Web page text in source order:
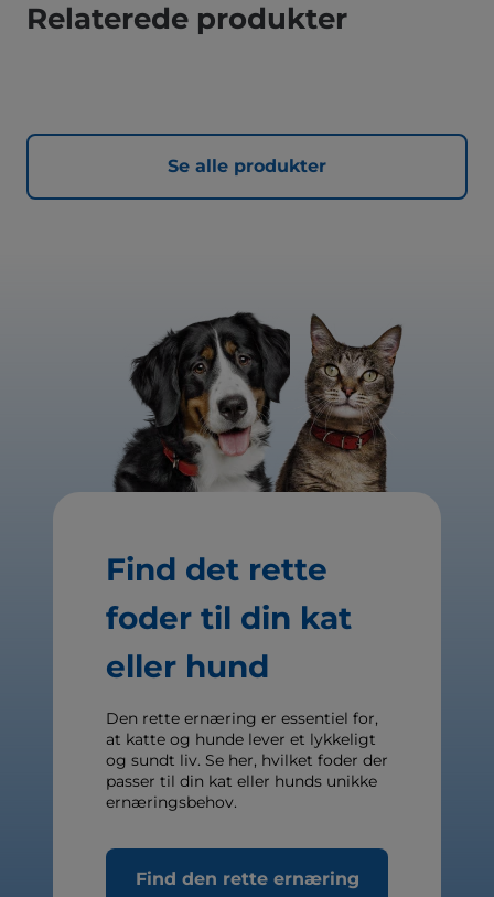
Relaterede produkter
Se alle produkter
Find det rette
foder til din kat
eller hund
Den rette ernæring er essentiel for,
at katte og hunde lever et lykkeligt
og sundt liv. Se her, hvilket foder der
passer til din kat eller hunds unikke
ernæringsbehov.
Find den rette ernæring